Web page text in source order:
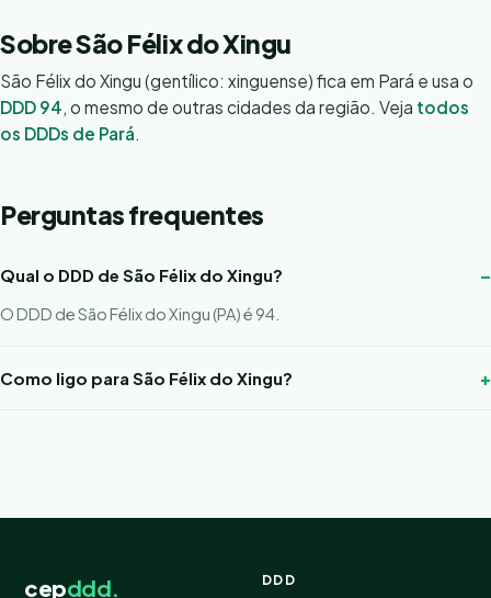
Sobre São Félix do Xingu
São Félix do Xingu (gentílico: xinguense) fica em Pará e usa o
DDD 94, o mesmo de outras cidades da região. Veja todos
os DDDs de Pará.
Perguntas frequentes
Qual o DDD de São Félix do Xingu?
O DDD de São Félix do Xingu (PA) é 94.
Como ligo para São Félix do Xingu?
cepddd. DDD